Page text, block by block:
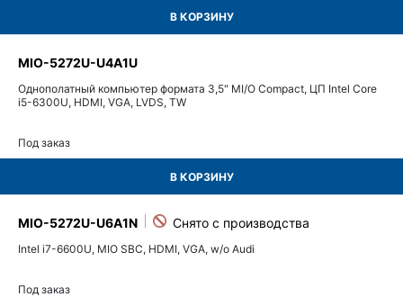
В КОРЗИНУ
MIO-5272U-U4A1U
Однополатный компьютер формата 3,5" MI/O Compact, ЦП Intel Core
i5-6300U, HDMI, VGA, LVDS, TW
Под заказ
В КОРЗИНУ
MIO-5272U-U6A1N
Intel i7-6600U, MIO SBC, HDMI, VGA, w/o Audi
Под заказ